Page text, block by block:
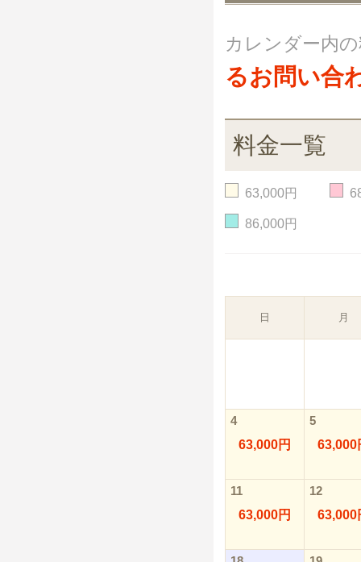
カレンダー内
るお問い合
料金一覧
63,000円
86,000円
日 月
4
63,000円
5
63,000
11
63,000円
12
63,000